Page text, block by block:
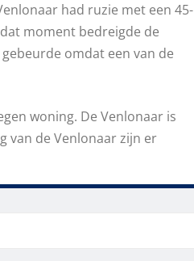
had ruzie met een 45-
moment bedreigde de
omdat een van de
woning. De Venlonaar is
van de Venlonaar zijn er